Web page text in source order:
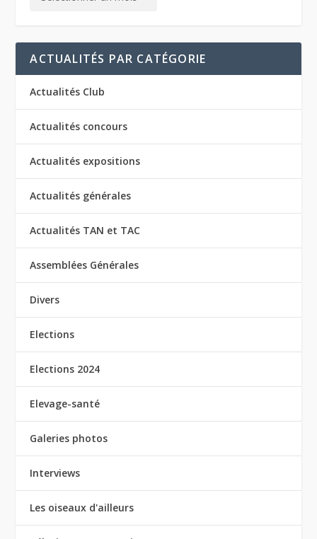
ACTUALITÉS PAR CATÉGORIE
Actualités Club
Actualités concours
Actualités expositions
Actualités générales
Actualités TAN et TAC
Assemblées Générales
Divers
Elections
Elections 2024
Elevage-santé
Galeries photos
Interviews
Les oiseaux d'ailleurs